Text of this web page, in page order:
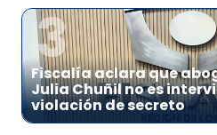
3
Fiscalía aclara que
Julia Chuñil no es
violación de secreto